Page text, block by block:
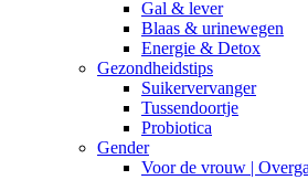
Gal & lever
Blaas & urinewegen
Energie & Detox
Gezondheidstips
Suikervervanger
Tussendoortje
Probiotica
Gender
Voor de vrouw |